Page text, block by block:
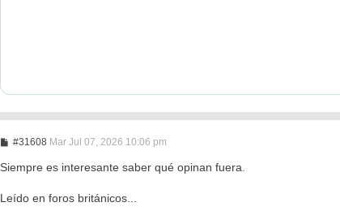
#31608M
n
s
Mar Jul 07, 2026 10:06 pm
Siempre es interesante saber qué opinan fuera.
Leído en foros británicos...